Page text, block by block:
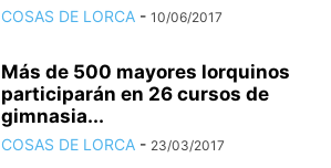
COSAS DE LORCA - 10/06/2017
Más de 500 mayores lorquinos
participarán en 26 cursos de
gimnasia...
COSAS DE LORCA - 23/03/2017